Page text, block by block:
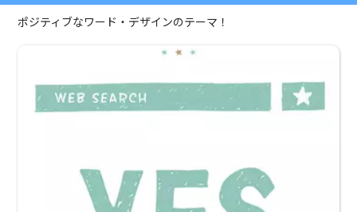
ポジティブなワード・デザインのテーマ！